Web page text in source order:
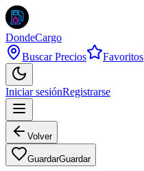
DondeCargo
Buscar Precios
Favoritos
Iniciar sesiónRegistrarse
Volver
GuardarGuardar